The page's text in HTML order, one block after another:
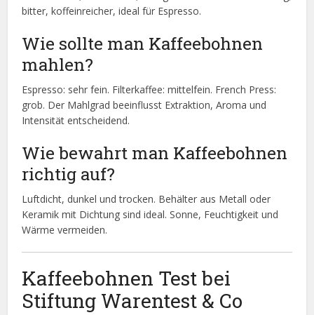
bitter, koffeinreicher, ideal für Espresso.
Wie sollte man Kaffeebohnen
mahlen?
Espresso: sehr fein. Filterkaffee: mittelfein. French Press:
grob. Der Mahlgrad beeinflusst Extraktion, Aroma und
Intensität entscheidend.
Wie bewahrt man Kaffeebohnen
richtig auf?
Luftdicht, dunkel und trocken. Behälter aus Metall oder
Keramik mit Dichtung sind ideal. Sonne, Feuchtigkeit und
Wärme vermeiden.
Kaffeebohnen Test bei
Stiftung Warentest & Co